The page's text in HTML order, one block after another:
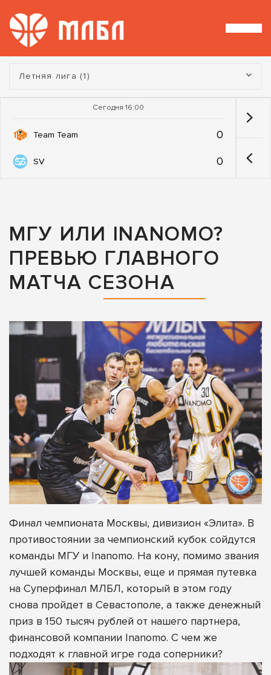
Турнир:
Летняя лига (1)
Сегодня 16:00
Team Team 0
SV 0
МГУ ИЛИ INANOMO?
ПРЕВЬЮ ГЛАВНОГО
МАТЧА СЕЗОНА
Финал чемпионата Москвы, дивизион «Элита». В
противостоянии за чемпионский кубок сойдутся
команды МГУ и Inanomo. На кону, помимо звания
лучшей команды Москвы, еще и прямая путевка
на Суперфинал МЛБЛ, который в этом году
снова пройдет в Севастополе, а также денежный
приз в 150 тысяч рублей от нашего партнера,
финансовой компании Inanomo. С чем же
подходят к главной игре года соперники?